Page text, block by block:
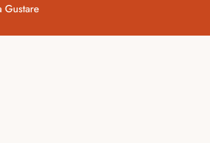
Gustare